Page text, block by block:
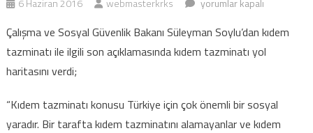
durum
için
Çalışma ve Sosyal Güvenlik Bakanı Süleyman Soylu’dan kıdem
tazminatı ile ilgili son açıklamasında kıdem tazminatı yol
haritasını verdi;
“Kıdem tazminatı konusu Türkiye için çok önemli bir sosyal
yaradır. Bir tarafta kıdem tazminatını alamayanlar ve kıdem